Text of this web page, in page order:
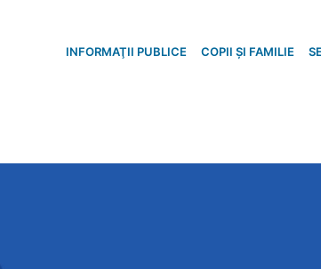
INFORMAŢII PUBLICE COPII ȘI FAMILIE